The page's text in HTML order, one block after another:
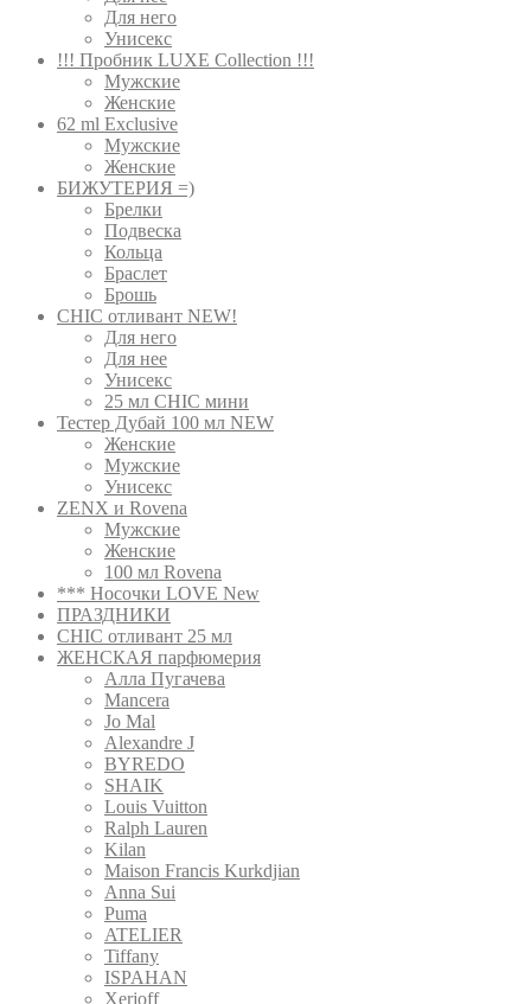
Для него
Унисекс
!!! Пробник LUXE Collection !!!
Мужские
Женские
62 ml Exclusive
Мужские
Женские
БИЖУТЕРИЯ =)
Брелки
Подвеска
Кольца
Браслет
Брошь
CHIC отливант NEW!
Для него
Для нее
Унисекс
25 мл CHIC мини
Тестер Дубай 100 мл NEW
Женские
Мужские
Унисекс
ZENX и Rovena
Мужские
Женские
100 мл Rovena
*** Носочки LOVE New
ПРАЗДНИКИ
CHIC отливант 25 мл
ЖЕНСКАЯ парфюмерия
Алла Пугачева
Mancera
Jo Mal
Alexandre J
BYREDO
SHAIK
Louis Vuitton
Ralph Lauren
Kilan
Maison Francis Kurkdjian
Anna Sui
Puma
ATELIER
Tiffany
ISPAHAN
Xerjoff